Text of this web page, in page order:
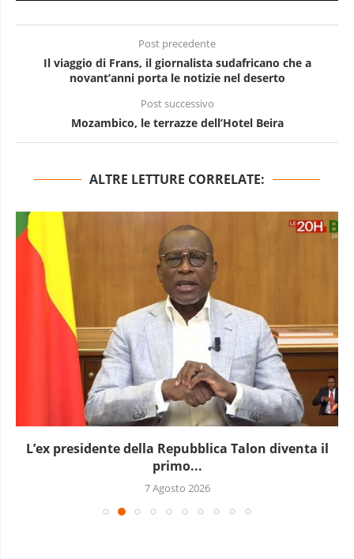
Post precedente
Il viaggio di Frans, il giornalista sudafricano che a
novant’anni porta le notizie nel deserto
Post successivo
Mozambico, le terrazze dell’Hotel Beira
ALTRE LETTURE CORRELATE:
L’ex presidente della Repubblica Talon diventa il
primo...
7 Agosto 2026